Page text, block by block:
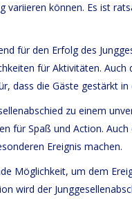
können. Es ist
für den Erfolg des
für Aktivitäten.
dass die Gäste gestärkt
zu einem
Spaß und Action.
Ereignis machen.
Möglichkeit, um dem
wird der